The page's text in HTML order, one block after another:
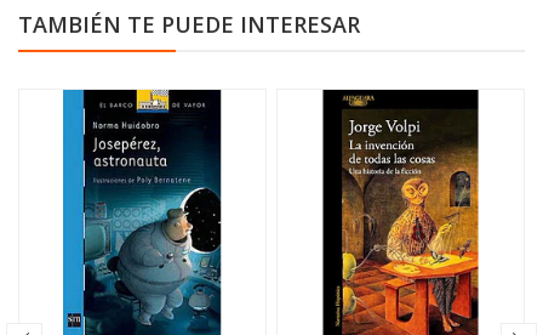
TAMBIÉN TE PUEDE INTERESAR